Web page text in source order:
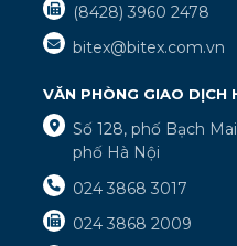
(8428) 3960 2478
bitex@bitex.com.vn
VĂN PHÒNG GIAO DỊCH
Số 128, phố Bạch
phố Hà Nội
024 3868 3017
024 3868 2009